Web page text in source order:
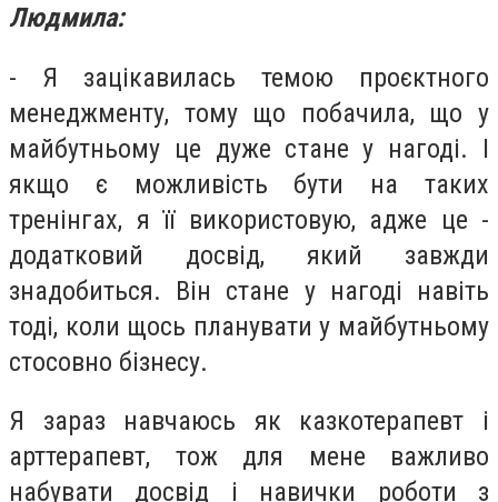
Людмила:
- Я зацікавилась темою проєктного
менеджменту, тому що побачила, що у
майбутньому це дуже стане у нагоді. І
якщо є можливість бути на таких
тренінгах, я її використовую, адже це -
додатковий досвід, який завжди
знадобиться. Він стане у нагоді навіть
тоді, коли щось планувати у майбутньому
стосовно бізнесу.
Я зараз навчаюсь як казкотерапевт і
арттерапевт, тож для мене важливо
набувати досвід і навички роботи з